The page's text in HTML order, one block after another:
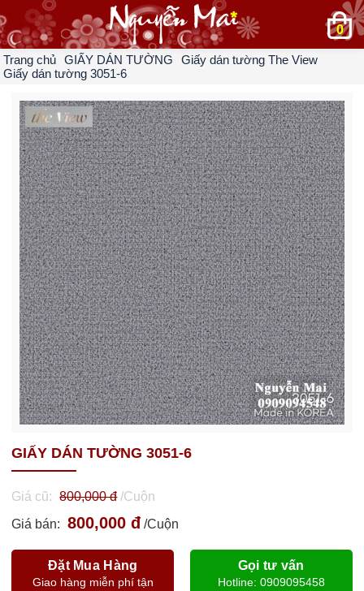
0
Trang chủ GIẤY DÁN TƯỜNG
Giấy dán tường The View
Giấy dán tường 3051-6
GIẤY DÁN TƯỜNG 3051-6
Giá cũ: 800,000 đ/Cuộn
Giá bán:
800,000 đ /Cuộn
Đặt Mua Hàng
Giao hàng miễn phí tận
Gọi tư vấn
Hotline: 0909095458